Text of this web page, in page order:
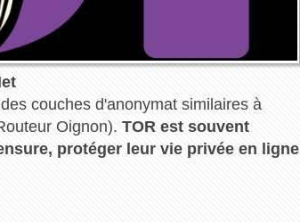
couches d'anonymat similaires à
Oignon). TOR est souvent
protéger leur vie privée en ligne